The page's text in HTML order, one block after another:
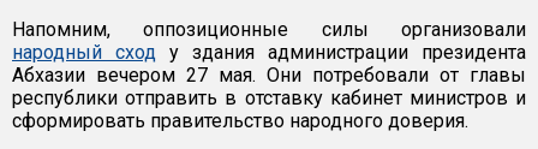
Напомним, оппозиционные силы организовали
народный сход у здания администрации президента
Абхазии вечером 27 мая. Они потребовали от главы
республики отправить в отставку кабинет министров и
сформировать правительство народного доверия.